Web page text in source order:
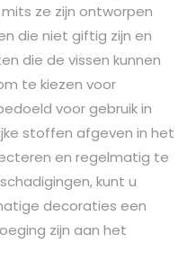
ze zijn ontworpen
die niet giftig zijn en
die de vissen kunnen
te kiezen voor
voor gebruik in
stoffen afgeven in het
en regelmatig te
kunt u
decoraties een
zijn aan het